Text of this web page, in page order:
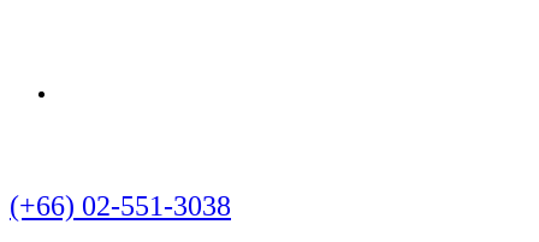
(+66) 02-551-3038